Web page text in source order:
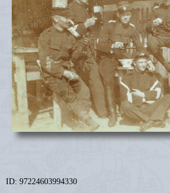
ID: 97224603994330